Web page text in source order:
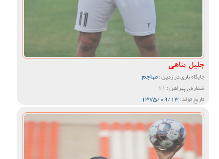
جلیل پناهی
جایگاه بازی در زمین :مهاجم
شماره‌ی پیراهن : 11
تاریخ تولد :1375/09/13